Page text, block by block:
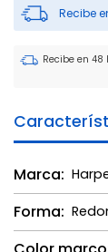
Recibe
Recibe en 48
Marca:
Forma: